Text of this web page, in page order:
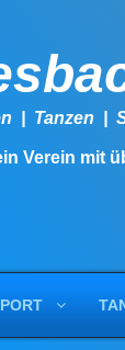
|
Verein mit